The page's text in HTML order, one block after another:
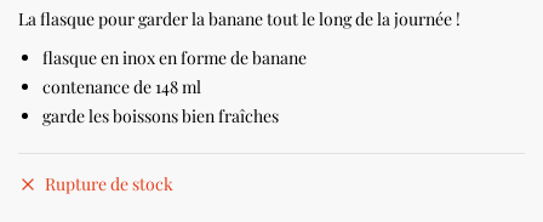
La flasque pour garder la banane tout le long de la journée !
flasque en inox en forme de banane
contenance de 148 ml
garde les boissons bien fraîches
Rupture de stock